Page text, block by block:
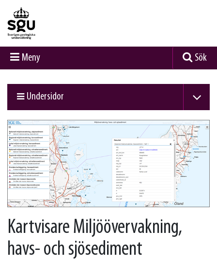
Meny Sök
Undersidor
Kartvisare Miljöövervakning,
havs- och sjösediment